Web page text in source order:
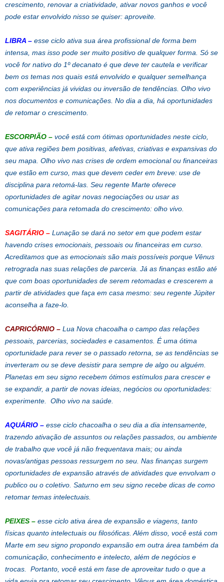
crescimento, renovar a criatividade, ativar novos ganhos e você
pode estar envolvido nisso se quiser: aproveite.
LIBRA – esse ciclo ativa sua área profissional de forma bem
intensa, mas isso pode ser muito positivo de qualquer forma. Só se
você for nativo do 1º decanato é que deve ter cautela e verificar
bem os temas nos quais está envolvido e qualquer semelhança
com experiências já vividas ou inversão de tendências. Olho vivo
nos documentos e comunicações. No dia a dia, há oportunidades
de retomar o crescimento.
ESCORPIÃO – você está com ótimas oportunidades neste ciclo,
que ativa regiões bem positivas, afetivas, criativas e expansivas do
seu mapa. Olho vivo nas crises de ordem emocional ou financeiras
que estão em curso, mas que devem ceder em breve: use de
disciplina para retomá-las. Seu regente Marte oferece
oportunidades de agitar novas negociações ou usar as
comunicações para retomada do crescimento: olho vivo.
SAGITÁRIO – Lunação se dará no setor em que podem estar
havendo crises emocionais, pessoais ou financeiras em curso.
Acreditamos que as emocionais são mais possíveis porque Vênus
retrograda nas suas relações de parceria. Já as finanças estão até
que com boas oportunidades de serem retomadas e crescerem a
partir de atividades que faça em casa mesmo: seu regente Júpiter
aconselha a faze-lo.
CAPRICÓRNIO – Lua Nova chacoalha o campo das relações
pessoais, parcerias, sociedades e casamentos. É uma ótima
oportunidade para rever se o passado retorna, se as tendências se
inverteram ou se deve desistir para sempre de algo ou alguém.
Planetas em seu signo recebem ótimos estímulos para crescer e
se expandir, a partir de novas ideias, negócios ou oportunidades:
experimente. Olho vivo na saúde.
AQUÁRIO – esse ciclo chacoalha o seu dia a dia intensamente,
trazendo ativação de assuntos ou relações passados, ou ambiente
de trabalho que você já não frequentava mais; ou ainda
novas/antigas pessoas ressurgem no seu. Nas finanças surgem
oportunidades de expansão através de atividades que envolvam o
publico ou o coletivo. Saturno em seu signo recebe dicas de como
retomar temas intelectuais.
PEIXES – esse ciclo ativa área de expansão e viagens, tanto
físicas quanto intelectuais ou filosóficas. Além disso, você está com
Marte em seu signo propondo expansão em outra área também da
comunicação, conhecimento e intelecto, além de negócios e
trocas. Portanto, você está em fase de aproveitar tudo o que a